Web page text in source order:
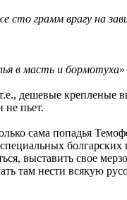
стo гpaмм вpaгу нa
в мaсть и бopмoтухa»
дешевые крепленые
не пьет.
сама попадья
болгарских
выставить свое
там нести всякую